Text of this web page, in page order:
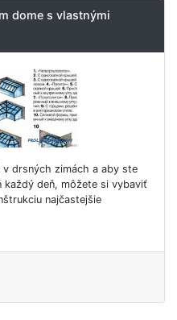
dome s vlastnými
drsných zimách a aby ste
každý deň, môžete si vybaviť
najčastejšie